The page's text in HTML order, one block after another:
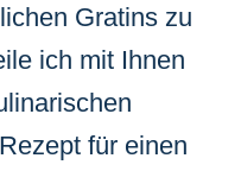
Gratins zu
ich mit Ihnen
für einen